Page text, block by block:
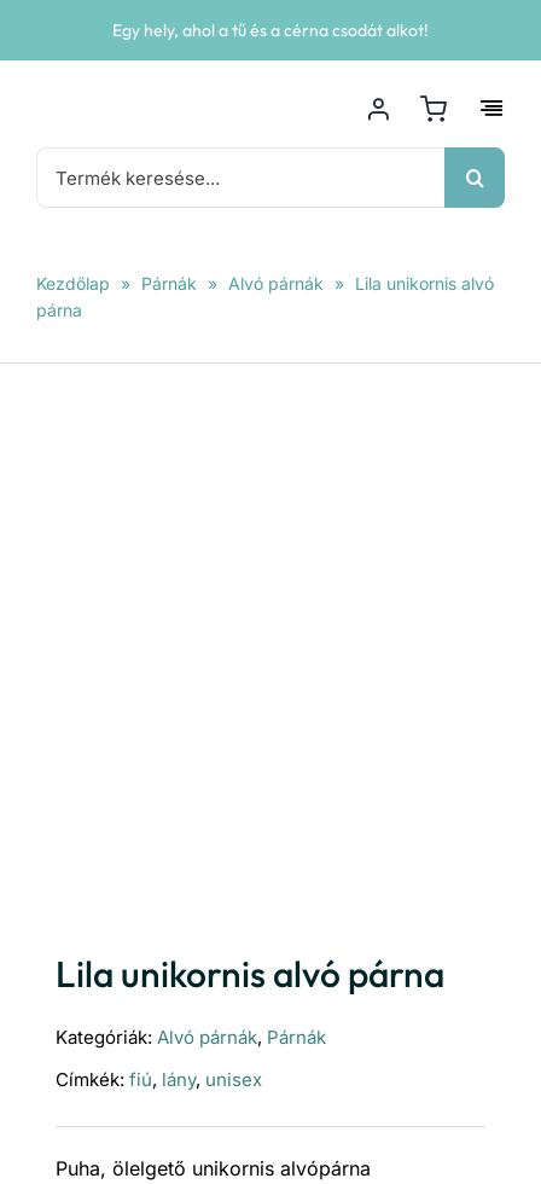
Egy hely, ahol a tű és a cérna csodát alkot!
Keresés...
Kezdőlap » Párnák » Alvó párnák » Lila unikornis alvó
párna
Lila unikornis alvó párna
Kategóriák: Alvó párnák, Párnák
Címkék: fiú, lány, unisex
Puha, ölelgető unikornis alvópárna